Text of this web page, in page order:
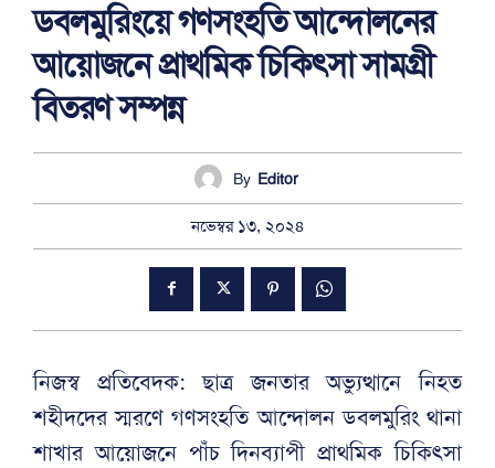
ডবলমুরিংয়ে গণসংহতি আন্দোলনের
আয়োজনে প্রাথমিক চিকিৎসা সামগ্রী
বিতরণ সম্পন্ন
By Editor
নভেম্বর ১৩, ২০২৪
নিজস্ব প্রতিবেদক: ছাত্র জনতার অভ্যুত্থানে নিহত
শহীদদের স্মরণে গণসংহতি আন্দোলন ডবলমুরিং থানা
শাখার আয়োজনে পাঁচ দিনব্যাপী প্রাথমিক চিকিৎসা